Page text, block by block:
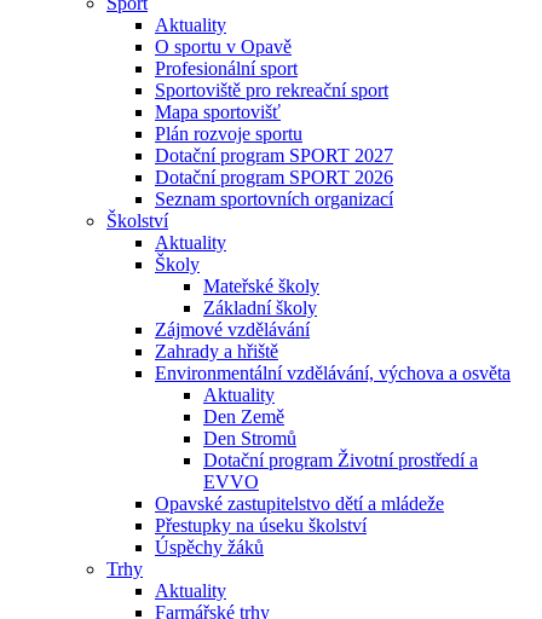
Aktuality
O sportu v Opavě
Profesionální sport
Sportoviště pro rekreační sport
Mapa sportovišť
Plán rozvoje sportu
Dotační program SPORT 2027
Dotační program SPORT 2026
Seznam sportovních organizací
Školství
Aktuality
Školy
Mateřské školy
Základní školy
Zájmové vzdělávání
Zahrady a hřiště
Environmentální vzdělávání, výchova a osvěta
Aktuality
Den Země
Den Stromů
Dotační program Životní prostředí a
EVVO
Opavské zastupitelstvo dětí a mládeže
Přestupky na úseku školství
Úspěchy žáků
Trhy
Aktuality
Farmářské trhy